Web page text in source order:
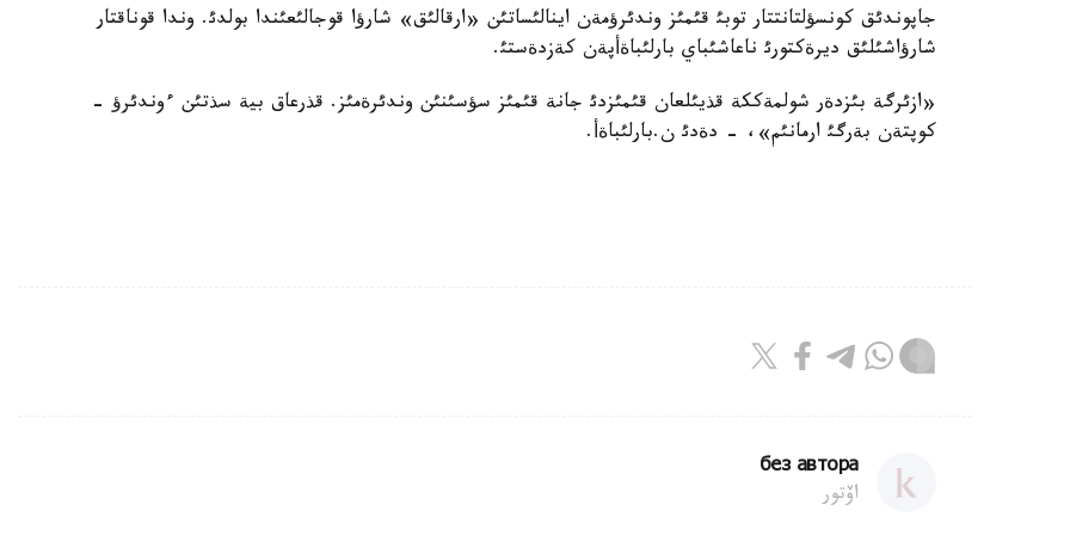
جاپوندئق كونسؤلتانتتار توبئ قئمئز وندئرؤمةن اينالئساتئن «ارقالئق» شارؤا قوجالئعئندا بولدئ. وندا قوناقتار
شارؤاشئلئق ديرةكتورئ ناعاشئباي بارلئباةأپةن كةزدةستئ.
«ازئرگة بئزدةر شولمةككة قذيئلعان قئمئزدئ جانة قئمئز سؤسئنئن وندئرةمئز. قذرعاق بية سذتئن ءوندئرؤ -
كوپتةن بةرگئ ارمانئم»، - دةدئ ن.بارلئباةأ.
без автора
اۆتور